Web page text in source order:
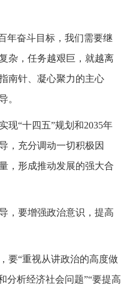
年奋斗目标，我们需要继
杂，任务越艰巨，就越离
南针、凝心聚力的主心
。
现“十四五”规划和2035年
，充分调动一切积极因
，形成推动发展的强大合
，要增强政治意识，提高
要“重视从讲政治的高度做
分析经济社会问题”“要提高